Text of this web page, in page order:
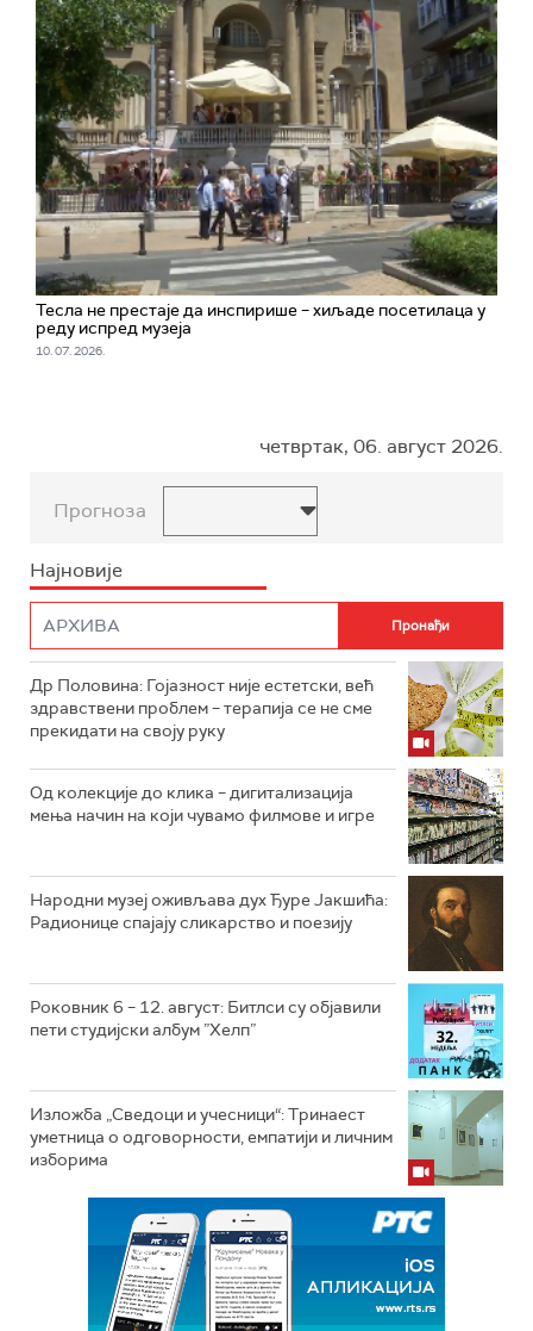
Тесла не престаје да инспирише – хиљаде посетилаца у
реду испред музеја
10. 07. 2026.
четвртак, 06. август 2026.
Прогноза
Најновије
Др Половина: Гојазност није естетски, већ
здравствени проблем – терапија се не сме
прекидати на своју руку
Од колекције до клика – дигитализација
мења начин на који чувамо филмове и игре
Народни музеј оживљава дух Ђуре Јакшића:
Радионице спајају сликарство и поезију
Роковник 6 – 12. август: Битлси су објавили
пети студијски албум ”Хелп”
Изложба „Сведоци и учесници“: Тринаест
уметница о одговорности, емпатији и личним
изборима